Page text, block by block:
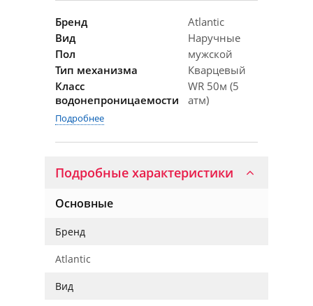
Бренд
Atlantic
Вид
Наручные
Пол
мужской
Тип механизма
Кварцевый
Класс
водонепроницаемости
WR 50м (5
атм)
Подробнее
Подробные характеристики
Основные
Бренд
Atlantic
Вид